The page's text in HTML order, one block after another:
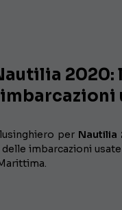
2020:
per Nautilia
imbarcazioni